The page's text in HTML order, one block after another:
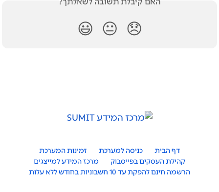
האם קיבלת תשובה לשאלתך?
😞
😐
😃
דף הבית כניסה למערכת
זמינות המערכת
קהילת העסקים בפייסבוק
מרכז המידע למייצגים
הרשמה חינם להפקת עד 10 חשבוניות בחודש ללא עלות